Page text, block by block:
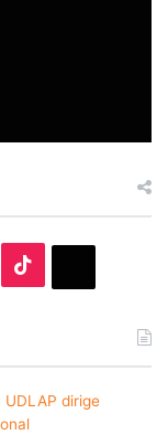
dirige